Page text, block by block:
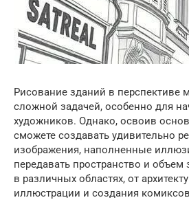
Рисование зданий в перспективе
сложной задачей, особенно для
художников. Однако, освоив
сможете создавать удивительно
изображения, наполненные
передавать пространство и объем
в различных областях, от
иллюстрации и создания